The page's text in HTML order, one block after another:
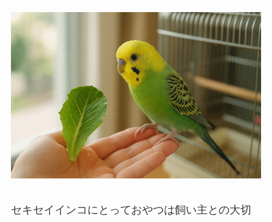
セキセイインコにとっておやつは飼い主との大切